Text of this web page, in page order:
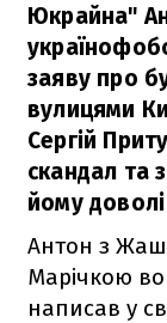
Юкрайна"
заяву про
вулицями
Сергій
скандал та
йому
Антон з
Марічкою
написав у